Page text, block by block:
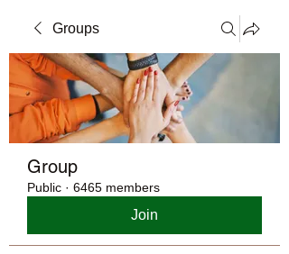
Groups
Group
Public · 6465 members
Join